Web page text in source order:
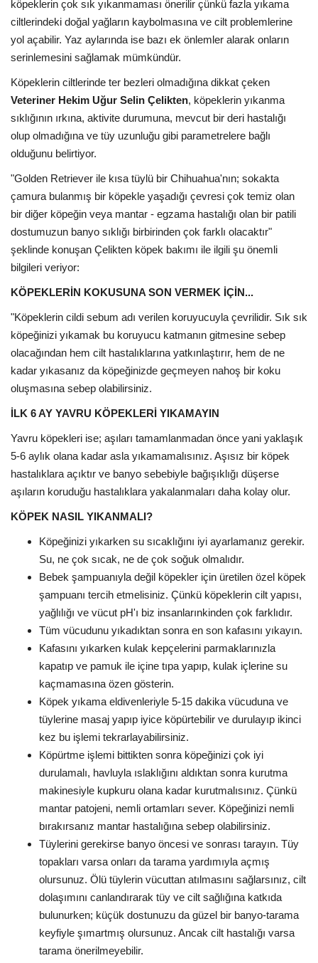
köpeklerin çok sık yıkanmaması önerilir çünkü fazla yıkama
ciltlerindeki doğal yağların kaybolmasına ve cilt problemlerine
yol açabilir. Yaz aylarında ise bazı ek önlemler alarak onların
serinlemesini sağlamak mümkündür.
Köpeklerin ciltlerinde ter bezleri olmadığına dikkat çeken
Veteriner Hekim Uğur Selin Çelikten, köpeklerin yıkanma
sıklığının ırkına, aktivite durumuna, mevcut bir deri hastalığı
olup olmadığına ve tüy uzunluğu gibi parametrelere bağlı
olduğunu belirtiyor.
"Golden Retriever ile kısa tüylü bir Chihuahua'nın; sokakta
çamura bulanmış bir köpekle yaşadığı çevresi çok temiz olan
bir diğer köpeğin veya mantar - egzama hastalığı olan bir patili
dostumuzun banyo sıklığı birbirinden çok farklı olacaktır"
şeklinde konuşan Çelikten köpek bakımı ile ilgili şu önemli
bilgileri veriyor:
KÖPEKLERİN KOKUSUNA SON VERMEK İÇİN...
"Köpeklerin cildi sebum adı verilen koruyucuyla çevrilidir. Sık sık
köpeğinizi yıkamak bu koruyucu katmanın gitmesine sebep
olacağından hem cilt hastalıklarına yatkınlaştırır, hem de ne
kadar yıkasanız da köpeğinizde geçmeyen nahoş bir koku
oluşmasına sebep olabilirsiniz.
İLK 6 AY YAVRU KÖPEKLERİ YIKAMAYIN
Yavru köpekleri ise; aşıları tamamlanmadan önce yani yaklaşık
5-6 aylık olana kadar asla yıkamamalısınız. Aşısız bir köpek
hastalıklara açıktır ve banyo sebebiyle bağışıklığı düşerse
aşıların koruduğu hastalıklara yakalanmaları daha kolay olur.
KÖPEK NASIL YIKANMALI?
Köpeğinizi yıkarken su sıcaklığını iyi ayarlamanız gerekir.
Su, ne çok sıcak, ne de çok soğuk olmalıdır.
Bebek şampuanıyla değil köpekler için üretilen özel köpek
şampuanı tercih etmelisiniz. Çünkü köpeklerin cilt yapısı,
yağlılığı ve vücut pH'ı biz insanlarınkinden çok farklıdır.
Tüm vücudunu yıkadıktan sonra en son kafasını yıkayın.
Kafasını yıkarken kulak kepçelerini parmaklarınızla
kapatıp ve pamuk ile içine tıpa yapıp, kulak içlerine su
kaçmamasına özen gösterin.
Köpek yıkama eldivenleriyle 5-15 dakika vücuduna ve
tüylerine masaj yapıp iyice köpürtebilir ve durulayıp ikinci
kez bu işlemi tekrarlayabilirsiniz.
Köpürtme işlemi bittikten sonra köpeğinizi çok iyi
durulamalı, havluyla ıslaklığını aldıktan sonra kurutma
makinesiyle kupkuru olana kadar kurutmalısınız. Çünkü
mantar patojeni, nemli ortamları sever. Köpeğinizi nemli
bırakırsanız mantar hastalığına sebep olabilirsiniz.
Tüylerini gerekirse banyo öncesi ve sonrası tarayın. Tüy
topakları varsa onları da tarama yardımıyla açmış
olursunuz. Ölü tüylerin vücuttan atılmasını sağlarsınız, cilt
dolaşımını canlandırarak tüy ve cilt sağlığına katkıda
bulunurken; küçük dostunuzu da güzel bir banyo-tarama
keyfiyle şımartmış olursunuz. Ancak cilt hastalığı varsa
tarama önerilmeyebilir.